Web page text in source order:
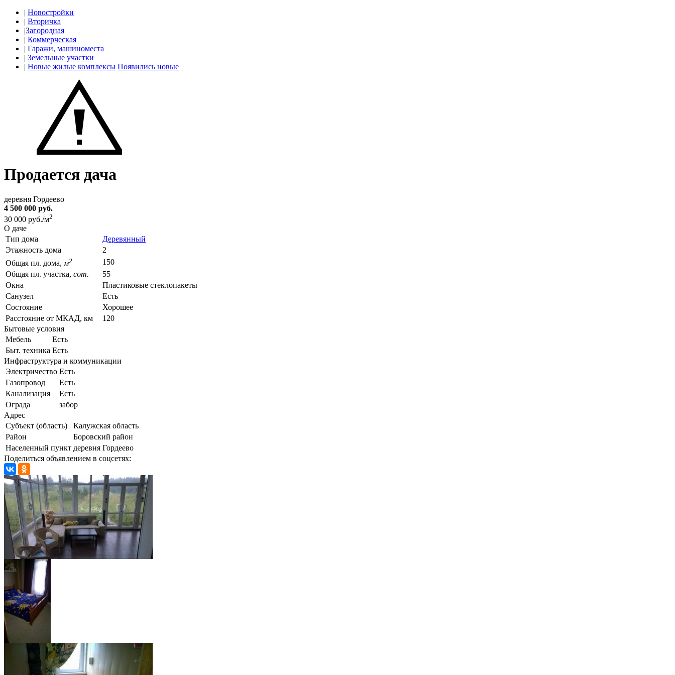
| Новостройки
| Вторичка
|Загородная
| Коммерческая
| Гаражи, машиноместа
| Земельные участки
| Новые жилые комплексы Появились новые
Продается дача
деревня Гордеево
4 500 000 руб.
30 000 руб./м2
О даче
Тип дома
Деревянный
Этажность дома
2
Общая пл. дома, м2
150
Общая пл. участка, сот.
55
Окна
Пластиковые стеклопакеты
Санузел
Есть
Состояние
Хорошее
Расстояние от МКАД, км
120
Бытовые условия
Мебель
Есть
Быт. техника Есть
Инфраструктура и коммуникации
Электричество Есть
Газопровод
Есть
Канализация
Есть
Ограда
забор
Адрес
Субъект (область)
Калужская область
Район
Боровский район
Населенный пункт деревня Гордеево
Поделиться объявлением в соцсетях: